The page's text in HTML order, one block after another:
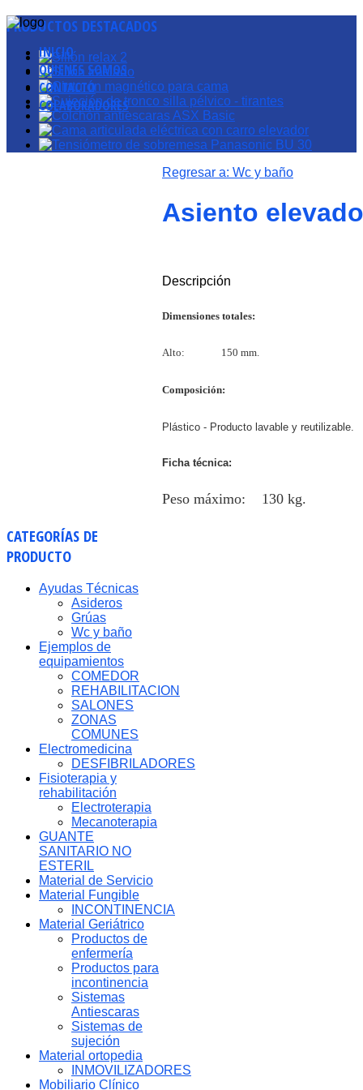
INICIO
QUIENES SOMOS
CONTACTO
COLABORADORES
PRODUCTOS DESTACADOS
Regresar a: Wc y baño
Asiento
Descripción
Dimensiones totales:
Alto: 150 mm.
Composición:
Plástico - Producto lavable y reutilizable.
Ficha técnica:
Peso máximo: 130 kg.
CATEGORÍAS DE
PRODUCTO
Ayudas Técnicas
Asideros
Grúas
Wc y baño
Ejemplos de
equipamientos
COMEDOR
REHABILITACION
SALONES
ZONAS
COMUNES
Electromedicina
DESFIBRILADORES
Fisioterapia y
rehabilitación
Electroterapia
Mecanoterapia
GUANTE
SANITARIO NO
ESTERIL
Material de Servicio
Material Fungible
INCONTINENCIA
Material Geriátrico
Productos de
enfermería
Productos para
incontinencia
Sistemas
Antiescaras
Sistemas de
sujeción
Material ortopedia
INMOVILIZADORES
Mobiliario Clínico